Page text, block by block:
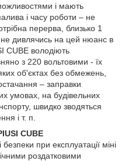
і мають
і часу роботи – не
перерва, близько 1
дивлячись на цей нюанс в
CUBE володіють
з 220 вольтовими - їх
об'єктах без обмежень,
– заправки
умовах, на будівельних
швидко зводяться
і т. п.
CUBE
при експлуатації міні
роздатковими